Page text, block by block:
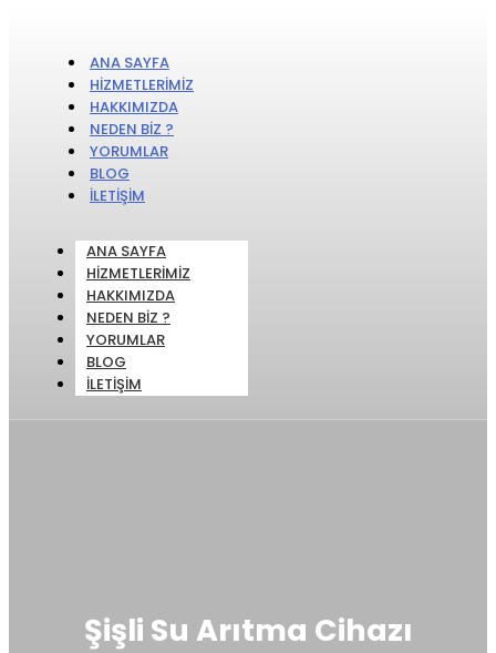
ANA SAYFA
HIZMETLERIMIZ
HAKKIMIZDA
NEDEN BIZ ?
YORUMLAR
BLOG
İLETIŞIM
ANA SAYFA
HIZMETLERIMIZ
HAKKIMIZDA
NEDEN BIZ ?
YORUMLAR
BLOG
İLETIŞIM
Şişli Su Arıtma Cihazı